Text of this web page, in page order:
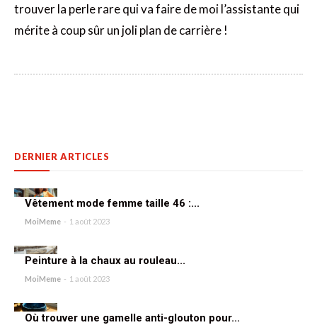
trouver la perle rare qui va faire de moi l’assistante qui
mérite à coup sûr un joli plan de carrière !
DERNIER ARTICLES
Vêtement mode femme taille 46 :...
MoiMeme - 1 août 2023
Peinture à la chaux au rouleau...
MoiMeme - 1 août 2023
Où trouver une gamelle anti-glouton pour...